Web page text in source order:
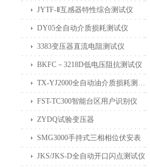
JYTF-Ⅱ互感器特性综合测试仪
DY05全自动介质损耗测试仪
3383变压器直流电阻测试仪
BKFC－3218D低电压阻抗测试仪
TX-YJ2000全自动油介质损耗测试仪
FST-TC300智能台区用户识别仪
ZYDQ试验变压器
SMG3000手持式三相相位伏安表
JKS/JKS-D全自动开口闪点测试仪